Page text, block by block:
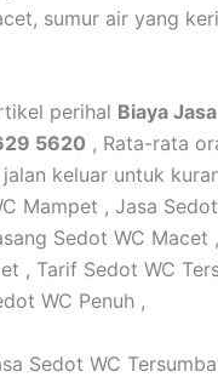
sumur air yang
perihal Biaya
5620 , Rata-rata
jalan keluar untuk
Mampet , Jasa
Sedot WC
, Tarif Sedot WC
WC Penuh ,
Sedot WC